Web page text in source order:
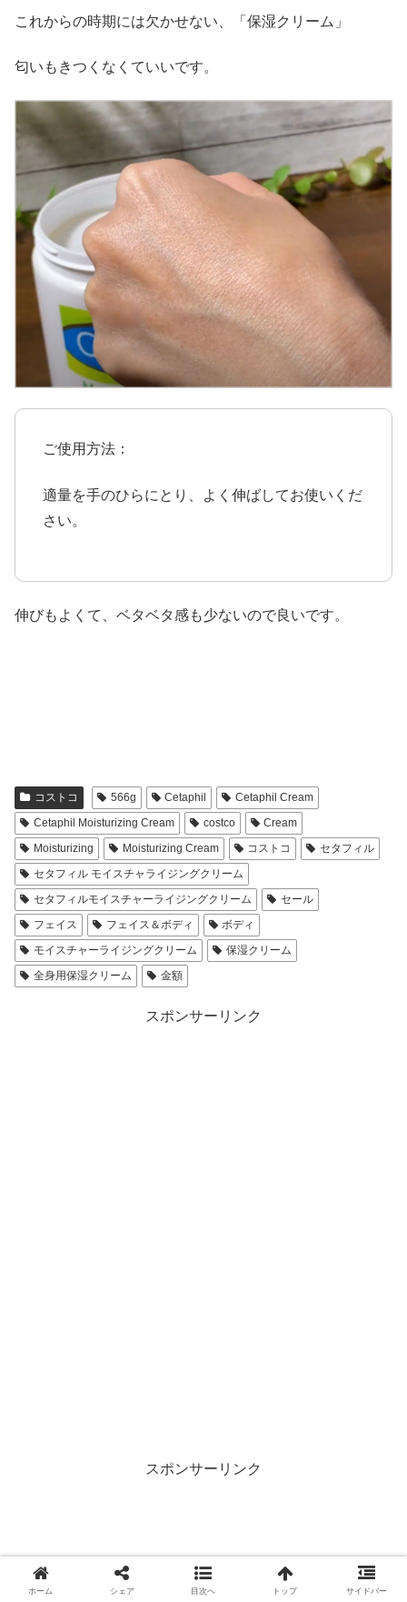
これからの時期には欠かせない、「保湿クリーム」
匂いもきつくなくていいです。
ご使用方法：
適量を手のひらにとり、よく伸ばしてお使いくだ
さい。
伸びもよくて、ベタベタ感も少ないので良いです。
コストコ 566g Cetaphil
Cetaphil Cream
Cetaphil Moisturizing Cream
costco
Cream
Moisturizing
Moisturizing Cream コストコ
セタフィル
セタフィル モイスチャライジングクリーム
セタフィルモイスチャーライジングクリーム
セール
フェイス
フェイス＆ボディ
ボディ
モイスチャーライジングクリーム
保湿クリーム
全身用保湿クリーム
金額
スポンサーリンク
スポンサーリンク
ホーム シェア 目次へ トップ サイドバー